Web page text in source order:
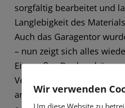
sorgfältig bearbeitet und
Langlebigkeit des
Auch das Garagentor
– nun zeigt sich alles
Ein großes Dankeschön
Vertrauen in unser
an einer Verjüngungskur
Wir verwenden
Um diese Website zu